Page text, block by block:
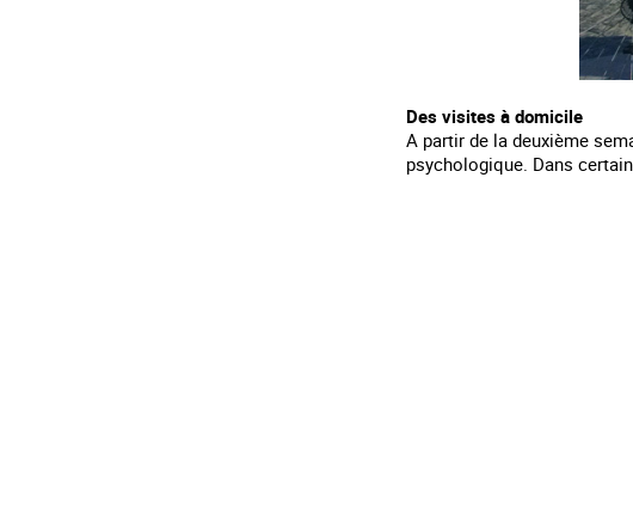
Des visites à domicile
A partir de la deuxième
psychologique. Dans